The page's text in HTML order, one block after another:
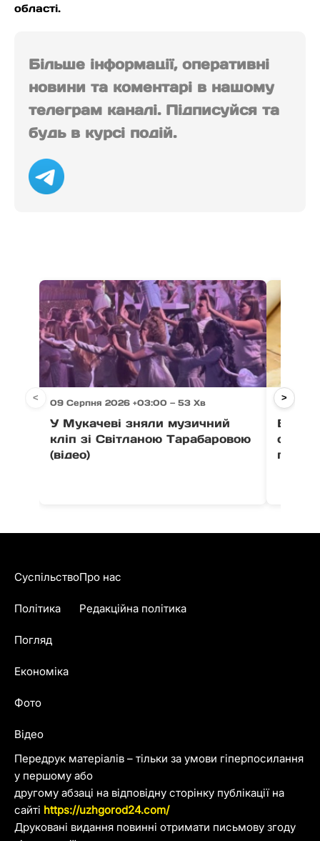
області.
Більше інформації, оперативні
новини та коментарі в нашому
телеграм каналі. Підписуйся та
будь в курсі подій.
09 Серпня 2026 +03:00 — 53 Хв
У Мукачеві зняли музичний
кліп зі Світланою Тарабаровою
(відео)
09
В
< >
Передрук матеріалів – тільки за умови гіперпосилання
у першому або
другому абзаці на відповідну сторінку публікації на
сайті https://uzhgorod24.com/
Друковані видання повинні отримати письмову згоду
Суспільство
Політика
Погляд
Економіка
Фото
Відео
Про нас
Редакційна політика